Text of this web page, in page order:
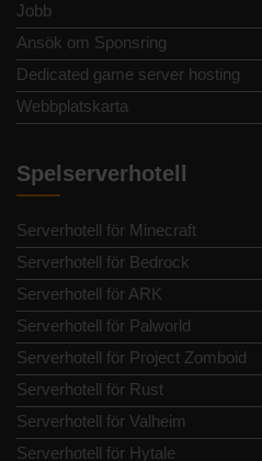
Jobb
Ansök om Sponsring
Dedicated game server hosting
Webbplatskarta
Spelserverhotell
Serverhotell för Minecraft
Serverhotell för Bedrock
Serverhotell för ARK
Serverhotell för Palworld
Serverhotell för Project Zomboid
Serverhotell för Rust
Serverhotell för Valheim
Serverhotell för Hytale